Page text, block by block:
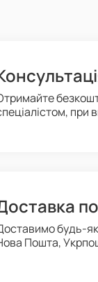
при
по
будь-
Пошта,